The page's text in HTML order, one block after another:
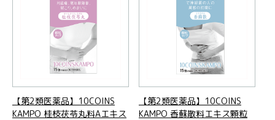
【第2類医薬品】10COINS
KAMPO 桂枝茯苓丸料Aエキス
【第2類医薬品】10COINS
KAMPO 香蘇散料エキス顆粒